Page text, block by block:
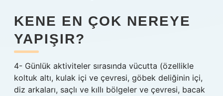
KENE EN ÇOK NEREYE
YAPIŞIR?
4- Günlük aktiviteler sırasında vücutta (özellikle
koltuk altı, kulak içi ve çevresi, göbek deliğinin içi,
diz arkaları, saçlı ve kıllı bölgeler ve çevresi, bacak